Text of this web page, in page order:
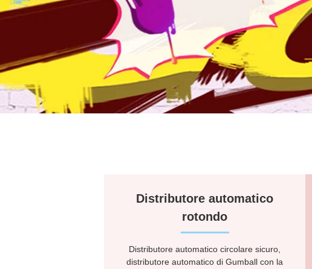
Distributore automatico
rotondo
Distributore automatico circolare sicuro,
distributore automatico di Gumball con la